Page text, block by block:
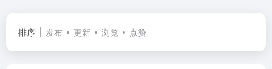
排序 发布 更新 浏览 点赞